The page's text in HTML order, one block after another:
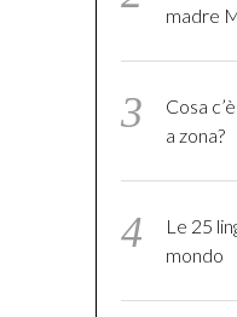
madre
Cosa
a zona?
Le 25
mondo